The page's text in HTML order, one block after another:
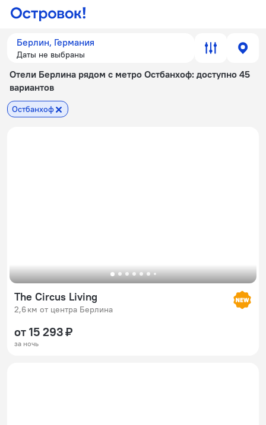
Берлин, Германия
Даты не выбраны
Отели Берлина рядом с метро Остбанхоф: доступно 45
вариантов
Остбанхоф
The Circus Living
2,6 км от центра Берлина
от 15 293 ₽
за ночь